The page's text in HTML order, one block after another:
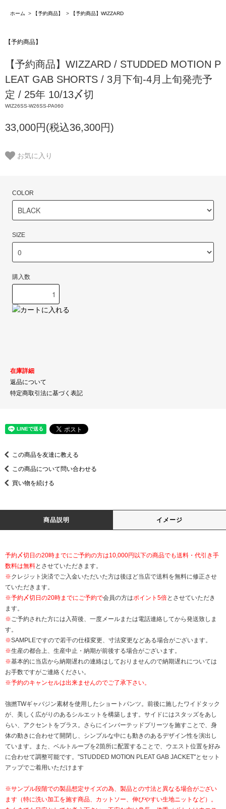
ホーム > 【予約商品】 > 【予約商品】WIZZARD
【予約商品】
【予約商品】WIZZARD / STUDDED MOTION P
LEAT GAB SHORTS / 3月下旬-4月上旬発売予
定 / 25年 10/13〆切
WIZ26SS-W26SS-PA060
33,000円(税込36,300円)
お気に入り
COLOR
SIZE
購入数
在庫詳細
返品について
特定商取引法に基づく表記
この商品を友達に教える
この商品について問い合わせる
買い物を続ける
商品説明 イメージ
予約〆切日の20時までにご予約の方は10,000円以下の商品でも送料・代引き手
数料は無料とさせていただきます。
※クレジット決済でご入金いただいた方は後ほど当店で送料を無料に修正させ
ていただきます。
※予約〆切日の20時までにご予約で会員の方はポイント5倍とさせていただき
ます。
※ご予約された方には入荷後、一度メールまたは電話連絡してから発送致しま
す。
※SAMPLEですので若干の仕様変更、寸法変更などある場合がございます。
※生産の都合上、生産中止・納期が前後する場合がございます。
※基本的に当店から納期遅れの連絡はしておりませんので納期遅れについては
お手数ですがご連絡ください。
※予約のキャンセルは出来ませんのでご了承下さい。
強撚TWギャバジン素材を使用したショートパンツ。前後に施したワイドタック
が、美しく広がりのあるシルエットを構築します。サイドにはスタッズをあし
らい、アクセントをプラス。さらにインバーテッドプリーツを施すことで、身
体の動きに合わせて開閉し、シンプルな中にも動きのあるデザイン性を演出し
ています。また、ベルトループを2箇所に配置することで、ウエスト位置を好み
に合わせて調整可能です。"STUDDED MOTION PLEAT GAB JACKET"とセット
アップでご着用いただけます
※サンプル段階での製品想定サイズの為、製品との寸法と異なる場合がござい
ます（特に洗い加工を施す商品、カットソー、伸びやすい生地ニットなど）。